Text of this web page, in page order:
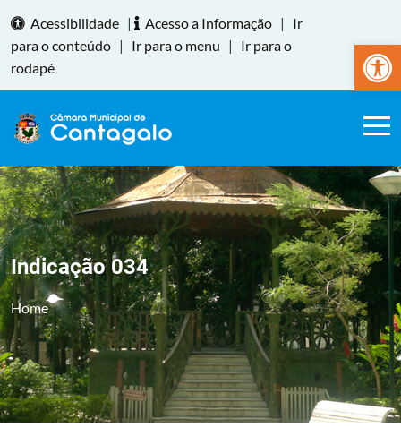
Abrir
Acessibilidade | Acesso a Informação |
Ir
para o conteúdo | Ir para o menu |
Ir para o
rodapé
Indicação 034
Home